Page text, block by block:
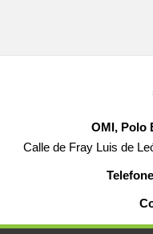
OMI, Polo
Calle de Fray Luis de